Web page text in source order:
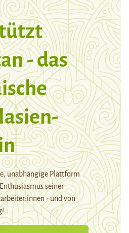
- das
unabhängige Plattform
seiner
- und von